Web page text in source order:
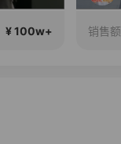
¥ 100w+ 销售额